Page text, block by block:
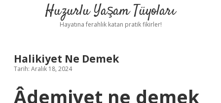
Yasal Uyarı
Huzurlu Yaşam Tüyoları
Hayatına ferahlık katan pratik fikirler!
Halikiyet Ne Demek
Tarih: Aralık 18, 2024
Âdemiyet ne demek